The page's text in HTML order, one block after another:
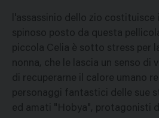
l'assassinio dello zio costituisce
spinoso posto da questa
piccola Celia è sotto stress per
nonna, che le lascia un senso di
di recuperarne il calore umano
personaggi fantastici delle sue
ed amati "Hobya", protagonisti